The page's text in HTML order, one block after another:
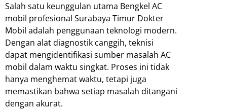
Salah satu keunggulan utama Bengkel AC
mobil profesional Surabaya Timur Dokter
Mobil adalah penggunaan teknologi modern.
Dengan alat diagnostik canggih, teknisi
dapat mengidentifikasi sumber masalah AC
mobil dalam waktu singkat. Proses ini tidak
hanya menghemat waktu, tetapi juga
memastikan bahwa setiap masalah ditangani
dengan akurat.